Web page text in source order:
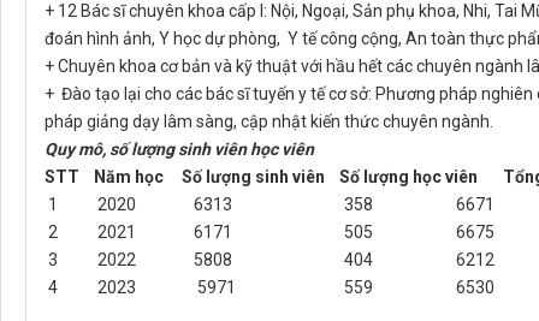
+ 12 Bác sĩ chuyên khoa cấp I: Nội, Ngoại, Sản phụ khoa, Nhi, Tai
đoán hình ảnh, Y học dự phòng, Y tế công cộng, An toàn thực
+ Chuyên khoa cơ bản và kỹ thuật với hầu hết các chuyên ngành
+ Đào tạo lại cho các bác sĩ tuyến y tế cơ sở: Phương pháp
pháp giảng dạy lâm sàng, cập nhật kiến thức chuyên ngành.
Quy mô, số lượng sinh viên học viên
STT Năm học Số lượng sinh viên Số lượng học viên
1 2020 6313 358 6671
2 2021 6171 505 6675
3 2022 5808 404 6212
4 2023 5971 559 6530